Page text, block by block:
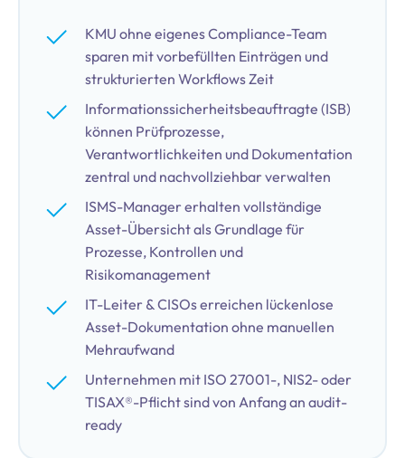
KMU ohne eigenes Compliance-Team
sparen mit vorbefüllten Einträgen und
strukturierten Workflows Zeit
Informationssicherheitsbeauftragte (ISB)
können Prüfprozesse,
Verantwortlichkeiten und Dokumentation
zentral und nachvollziehbar verwalten
ISMS-Manager erhalten vollständige
Asset-Übersicht als Grundlage für
Prozesse, Kontrollen und
Risikomanagement
IT-Leiter & CISOs erreichen lückenlose
Asset-Dokumentation ohne manuellen
Mehraufwand
Unternehmen mit ISO 27001-, NIS2- oder
TISAX®-Pflicht sind von Anfang an audit-
ready